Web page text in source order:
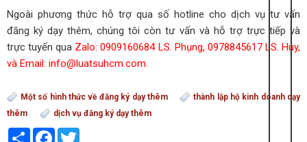
Ngoài phương thức hỗ trợ qua số hotline cho dịch vụ tư vấn
đăng ký dạy thêm, chúng tôi còn tư vấn và hỗ trợ trực tiếp và
trực tuyến qua Zalo: 0909160684 LS. Phụng, 0978845617 LS. Huy,
và Email: info@luatsuhcm.com.
Một số hình thức về đăng ký dạy thêm
thành lập hộ kinh doanh dạy
thêm
dịch vụ đăng ký dạy thêm
Share Facebook